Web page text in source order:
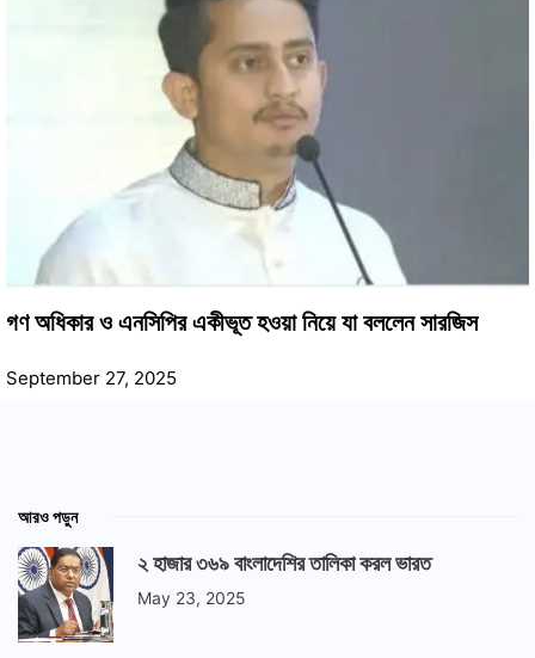
গণ অধিকার ও এনসিপির একীভূত হওয়া নিয়ে যা বললেন সারজিস
September 27, 2025
আরও পড়ুন
২ হাজার ৩৬৯ বাংলাদেশির তালিকা করল ভারত
May 23, 2025